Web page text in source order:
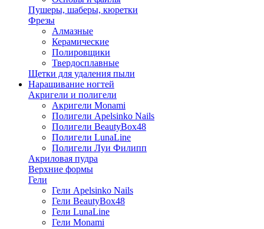
Пушеры, шаберы, кюретки
Фрезы
Алмазные
Керамические
Полировщики
Твердосплавные
Щетки для удаления пыли
Наращивание ногтей
Акригели и полигели
Акригели Monami
Полигели Apelsinko Nails
Полигели BeautyBox48
Полигели LunaLine
Полигели Луи Филипп
Акриловая пудра
Верхние формы
Гели
Гели Apelsinko Nails
Гели BeautyBox48
Гели LunaLine
Гели Monami